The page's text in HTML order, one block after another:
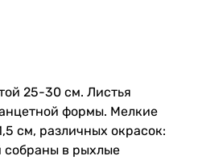
25-30 см. Листья
формы. Мелкие
см, различных окрасок:
собраны в рыхлые